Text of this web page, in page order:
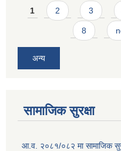
Pages
1 2 3
8
अन्य
सामाजिक सुरक्षा
आ.व. २०८१/०८२ मा सामाजिक